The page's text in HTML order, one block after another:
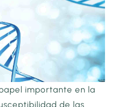
importante en la
de las